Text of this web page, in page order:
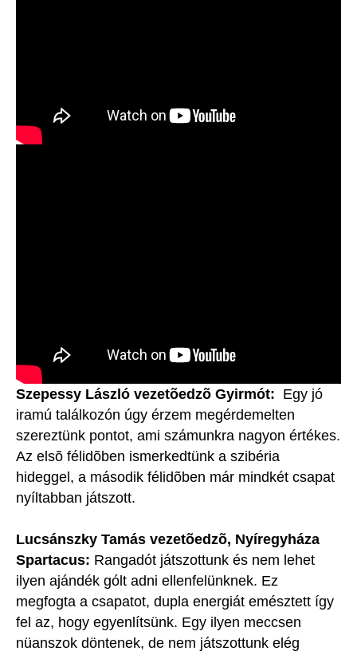
Szepessy László vezetõedzõ Gyirmót: Egy jó
iramú találkozón úgy érzem megérdemelten
szereztünk pontot, ami számunkra nagyon értékes.
Az elsõ félidõben ismerkedtünk a szibéria
hideggel, a második félidõben már mindkét csapat
nyíltabban játszott.
Lucsánszky Tamás vezetõedzõ, Nyíregyháza
Spartacus: Rangadót játszottunk és nem lehet
ilyen ajándék gólt adni ellenfelünknek. Ez
megfogta a csapatot, dupla energiát emésztett így
fel az, hogy egyenlítsünk. Egy ilyen meccsen
nüanszok döntenek, de nem játszottunk elég